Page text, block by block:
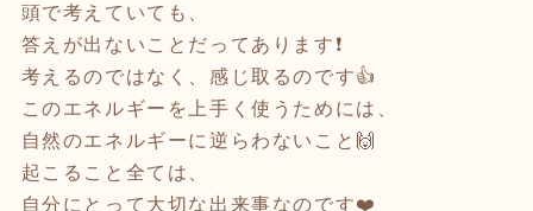
頭で考えていても、
答えが出ないことだってあります❗️
考えるのではなく、感じ取るのです👍
このエネルギーを上手く使うためには、
自然のエネルギーに逆らわないこと🙌
起こること全ては、
自分にとって大切な出来事なのです❤️